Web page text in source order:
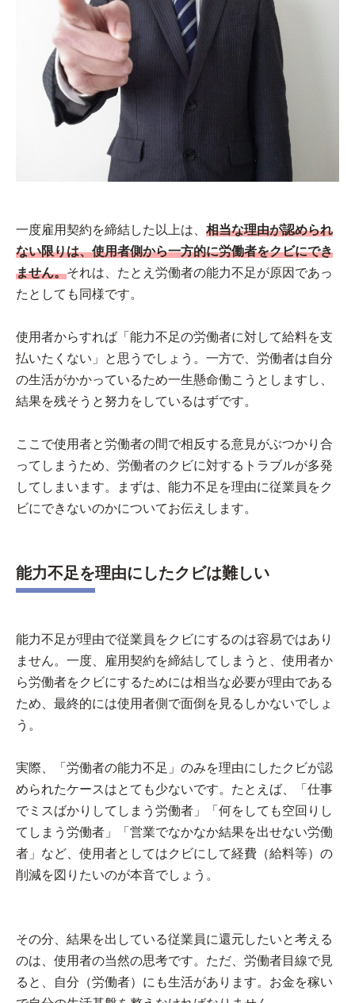
一度雇用契約を締結した以上は、 相当な理由が認められ
ない限りは、使用者側から一方的に労働者をクビにでき
ません。それは、たとえ労働者の能力不足が原因であっ
たとしても同様です。
使用者からすれば「能力不足の労働者に対して給料を支
払いたくない」と思うでしょう。一方で、労働者は自分
の生活がかかっているため一生懸命働こうとしますし、
結果を残そうと努力をしているはずです。
ここで使用者と労働者の間で相反する意見がぶつかり合
ってしまうため、労働者のクビに対するトラブルが多発
してしまいます。まずは、能力不足を理由に従業員をク
ビにできないのかについてお伝えします。
能力不足を理由にしたクビは難しい
能力不足が理由で従業員をクビにするのは容易ではあり
ません。一度、雇用契約を締結してしまうと、使用者か
ら労働者をクビにするためには相当な必要が理由である
ため、最終的には使用者側で面倒を見るしかないでしょ
う。
実際、「労働者の能力不足」のみを理由にしたクビが認
められたケースはとても少ないです。たとえば、「仕事
でミスばかりしてしまう労働者」「何をしても空回りし
てしまう労働者」「営業でなかなか結果を出せない労働
者」など、使用者としてはクビにして経費（給料等）の
削減を図りたいのが本音でしょう。
その分、結果を出している従業員に還元したいと考える
のは、使用者の当然の思考です。ただ、労働者目線で見
ると、自分（労働者）にも生活があります。お金を稼い